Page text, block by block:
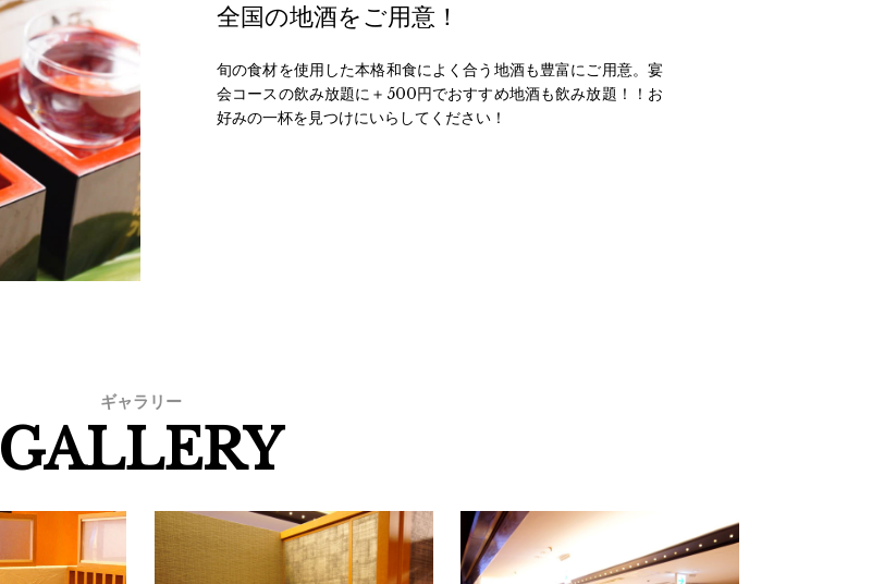
全国の地酒をご用意！
旬の食材を使用した本格和食によく合う地酒も豊富にご用意。宴
会コースの飲み放題に＋500円でおすすめ地酒も飲み放題！！お
好みの一杯を見つけにいらしてください！
ギャラリー
GALLERY